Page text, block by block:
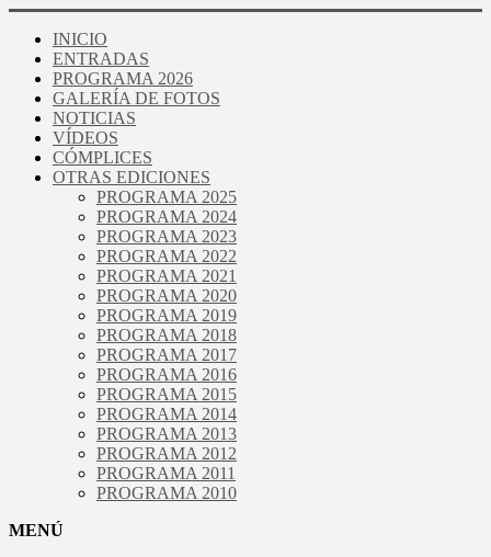
INICIO
ENTRADAS
PROGRAMA 2026
GALERÍA DE FOTOS
NOTICIAS
VÍDEOS
CÓMPLICES
OTRAS EDICIONES
PROGRAMA 2025
PROGRAMA 2024
PROGRAMA 2023
PROGRAMA 2022
PROGRAMA 2021
PROGRAMA 2020
PROGRAMA 2019
PROGRAMA 2018
PROGRAMA 2017
PROGRAMA 2016
PROGRAMA 2015
PROGRAMA 2014
PROGRAMA 2013
PROGRAMA 2012
PROGRAMA 2011
PROGRAMA 2010
MENÚ